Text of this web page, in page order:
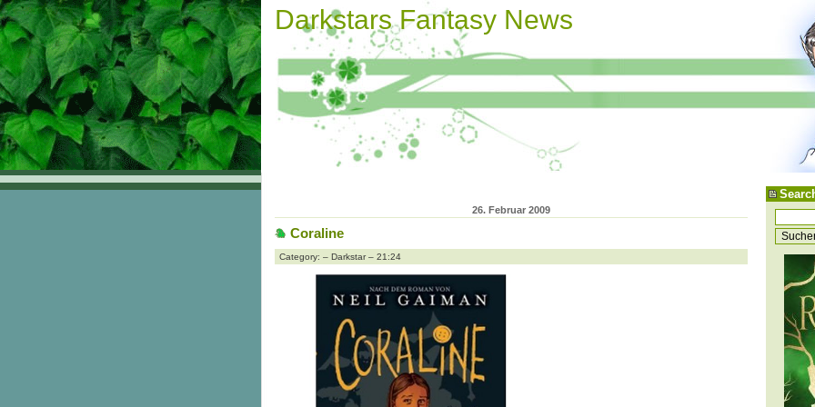
Darkstars Fantasy News
26. Februar 2009
Coraline
Category: – Darkstar – 21:24